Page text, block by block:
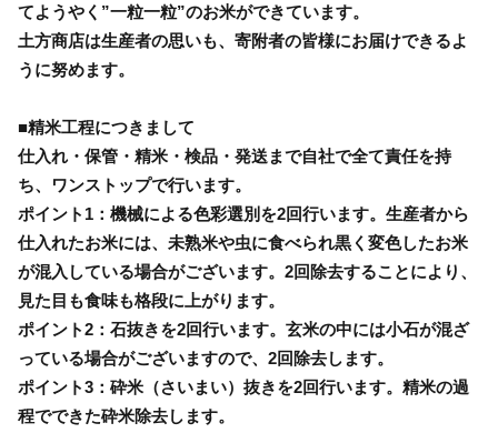
てようやく”一粒一粒”のお米ができています。
土方商店は生産者の思いも、寄附者の皆様にお届けできるよ
うに努めます。
■精米工程につきまして
仕入れ・保管・精米・検品・発送まで自社で全て責任を持
ち、ワンストップで行います。
ポイント1：機械による色彩選別を2回行います。生産者から
仕入れたお米には、未熟米や虫に食べられ黒く変色したお米
が混入している場合がございます。2回除去することにより、
見た目も食味も格段に上がります。
ポイント2：石抜きを2回行います。玄米の中には小石が混ざ
っている場合がございますので、2回除去します。
ポイント3：砕米（さいまい）抜きを2回行います。精米の過
程でできた砕米除去します。